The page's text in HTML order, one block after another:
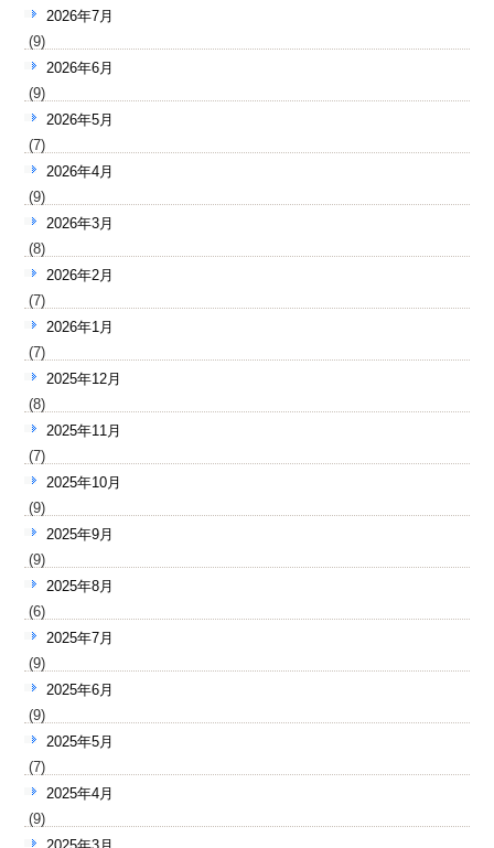
2026年7月
(9)
2026年6月
(9)
2026年5月
(7)
2026年4月
(9)
2026年3月
(8)
2026年2月
(7)
2026年1月
(7)
2025年12月
(8)
2025年11月
(7)
2025年10月
(9)
2025年9月
(9)
2025年8月
(6)
2025年7月
(9)
2025年6月
(9)
2025年5月
(7)
2025年4月
(9)